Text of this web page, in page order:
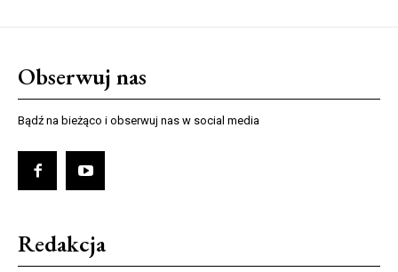
Obserwuj nas
Bądź na bieżąco i obserwuj nas w social media
Redakcja